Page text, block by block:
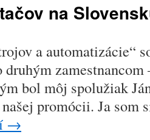
na
a automatizácie“
zamestnancom
bol môj spolužiak
našej promócii. Ja
→